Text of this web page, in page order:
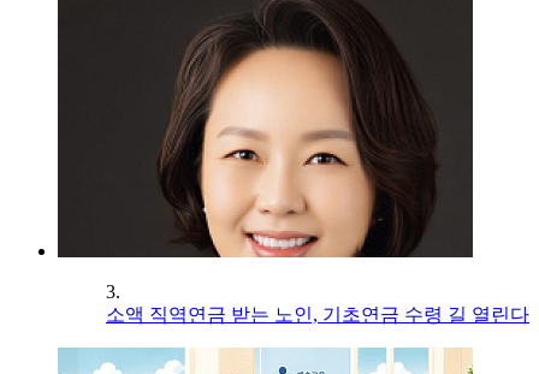
3.
소액 직역연금 받는 노인, 기초연금 수령 길 열린다